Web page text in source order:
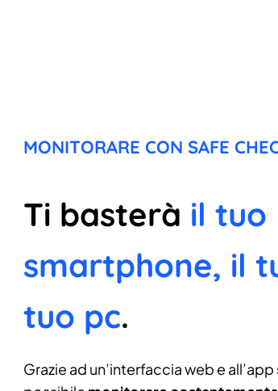
MONITORARE CON SAFE
Ti basterà il tuo
smartphone, il
tuo pc.
Grazie ad un’interfaccia web e